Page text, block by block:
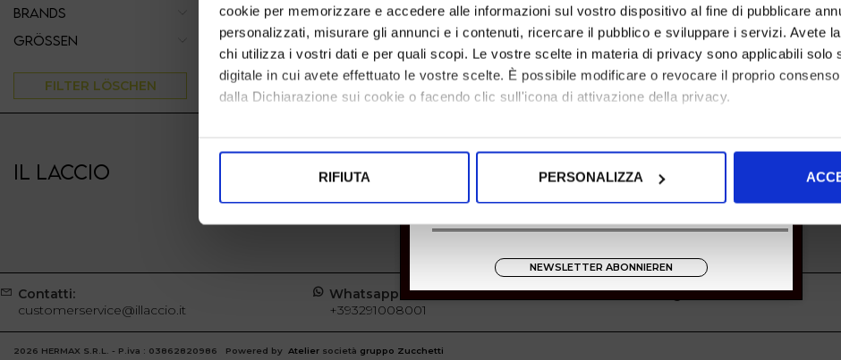
cookie per memorizzare e accedere alle informazioni sul vostro dispositivo al fine di pubblicare
personalizzati, misurare gli annunci e i contenuti, ricercare il pubblico e sviluppare i servizi. Avete
chi utilizza i vostri dati e per quali scopi. Le vostre scelte in materia di privacy sono applicabili solo
digitale in cui avete effettuato le vostre scelte. È possibile modificare o revocare il proprio
dalla Dichiarazione sui cookie o facendo clic sull'icona di attivazione della privacy.
Con il tuo consenso, vorremmo anche:
Identificare il tuo dispositivo, scansionandolo attivamente alla ricerca di caratteristiche
digitali).
Approfondisci come vengono elaborati i tuoi dati personali e imposta le tue preferenze nella
Utilizziamo i cookie per personalizzare contenuti ed annunci, per fornire funzionalità dei social
nostro traffico. Condividiamo inoltre informazioni sul modo in cui utilizza il nostro sito con i nostri
di analisi dei dati web, pubblicità e social media, i quali potrebbero combinarle con altre informazioni
RIFIUTA PERSONALIZZA
BRANDS
GRÖSSEN
FILTER LÖSCHEN
IL LACCIO
Versand
Contatti:
customerservice@illaccio.it
Whatsapp
+393291008001
Instagram
2026 HERMAX S.R.L. - P.iva : 03862820986 Powered by Atelier società gruppo Zucchetti
NEWSLETTER ABONNIEREN